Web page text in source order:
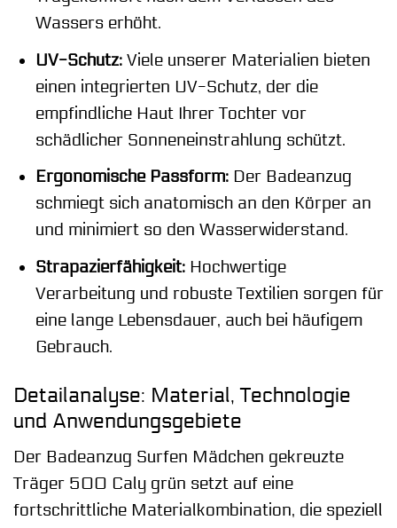
Wassers erhöht.
UV-Schutz:Viele unserer Materialien bieten
einen integrierten UV-Schutz, der die
empfindliche Haut Ihrer Tochter vor
schädlicher Sonneneinstrahlung schützt.
Ergonomische Passform:Der Badeanzug
schmiegt sich anatomisch an den Körper an
und minimiert so den Wasserwiderstand.
Strapazierfähigkeit:Hochwertige
Verarbeitung und robuste Textilien sorgen für
eine lange Lebensdauer, auch bei häufigem
Gebrauch.
Detailanalyse: Material, Technologie
und Anwendungsgebiete
Der Badeanzug Surfen Mädchen gekreuzte
Träger 500 Caly grün setzt auf eine
fortschrittliche Materialkombination, die speziell